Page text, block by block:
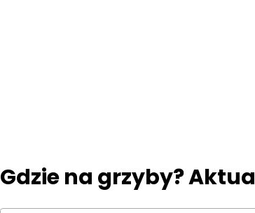
Gdzie na grzyby?